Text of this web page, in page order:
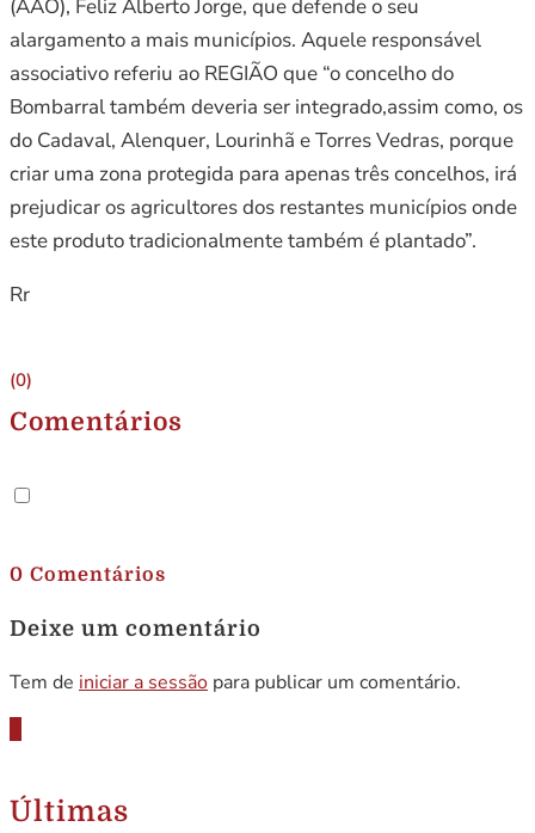
(AAO), Feliz Alberto Jorge, que defende o seu
alargamento a mais municípios. Aquele responsável
associativo referiu ao REGIÃO que “o concelho do
Bombarral também deveria ser integrado,assim como, os
do Cadaval, Alenquer, Lourinhã e Torres Vedras, porque
criar uma zona protegida para apenas três concelhos, irá
prejudicar os agricultores dos restantes municípios onde
este produto tradicionalmente também é plantado”.
Rr
(0)
Comentários
0 Comentários
Deixe um comentário
Tem de iniciar a sessão para publicar um comentário.
Últimas